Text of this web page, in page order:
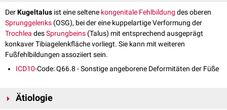
DerKugeltalus ist eine seltene kongenitale Fehlbildung des oberen
Sprunggelenks (OSG), bei der eine kuppelartige Verformung der
Trochlea desSprungbeins (Talus) mit entsprechend ausgeprägt
konkaver Tibiagelenkfläche vorliegt. Sie kann mit weiteren
Fußfehlbildungen assoziiert sein.
ICD10-Code: Q66.8 - Sonstige angeborene Deformitäten der Füße
Ätiologie